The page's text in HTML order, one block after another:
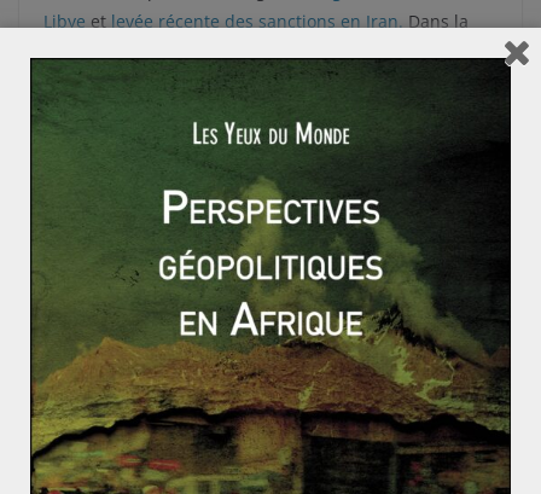
Libye et levée récente des sanctions en Iran. Dans la
2003,
ainsi que le Venezuela particulièrement
vulnérable économiquement pourrait connaitre le
même régime. En outre, par le passé, les quotas de
production n’ont pas toujours été respectés en pratique
par les Etats soucieux de leurs intérêts. Les pays
n’appartenant pas à l’OPEP tels que la Russie ne sont
pas liés à cet accord tandis que leur gestion de la
production affecte l’ensemble du marché pétrolier.
Aussi, si la Russie participe aux négociations de l’OPEP,
ce n’est pas le cas des Etats Unis, dont les sociétés
pétrolières ne sont de toute façon pas liées aux
décisions de l’Etat fédéral.
Qualifié d’historique, cet accord qui n’en est pas un, a